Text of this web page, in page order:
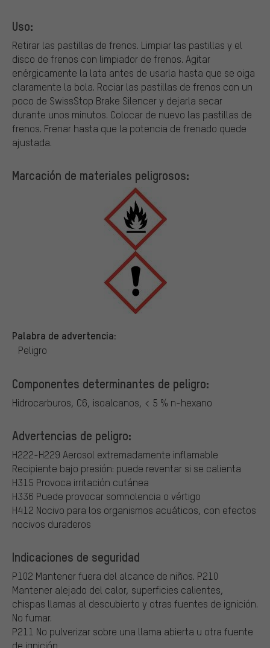
Uso:
Retirar las pastillas de frenos. Limpiar las pastillas y el
disco de frenos con limpiador de frenos. Agitar
enérgicamente la lata antes de usarla hasta que se oiga
claramente la bola. Rociar las pastillas de frenos con un
poco de SwissStop Brake Silencer y dejarla secar
durante unos minutos. Colocar de nuevo las pastillas de
frenos. Frenar hasta que la potencia de frenado quede
ajustada.
Marcación de materiales peligrosos:
Palabra de advertencia:
Peligro
Componentes determinantes de peligro:
Hidrocarburos, C6, isoalcanos, < 5 % n-hexano
Advertencias de peligro:
H222-H229 Aerosol extremadamente inflamable
Recipiente bajo presión: puede reventar si se calienta
H315 Provoca irritación cutánea
H336 Puede provocar somnolencia o vértigo
H412 Nocivo para los organismos acuáticos, con efectos
nocivos duraderos
Indicaciones de seguridad
P102 Mantener fuera del alcance de niños. P210
Mantener alejado del calor, superficies calientes,
chispas llamas al descubierto y otras fuentes de ignición.
No fumar.
P211 No pulverizar sobre una llama abierta u otra fuente
de ignición.